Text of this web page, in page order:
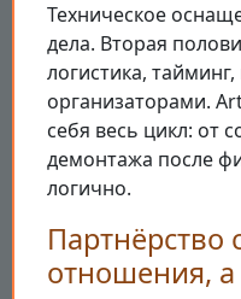
Техническое
дела. Вторая
логистика,
организаторами.
себя весь цикл: от
демонтажа после
логично.
Партнёрство
отношения, а